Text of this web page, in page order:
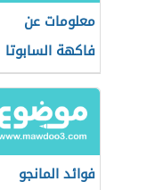
معلومات عن
فاكهة السابوتا
فوائد المانجو